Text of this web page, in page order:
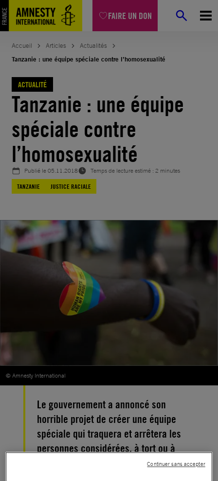
FAIRE UN DON
Aller
au
contenu
Accueil Articles
Actualités
Tanzanie : une équipe spéciale contre l’homosexualité
ACTUALITÉ
Tanzanie : une équipe
spéciale contre
l’homosexualité
Publié le05.11.2018
Temps de lecture estimé : 2 minutes
TANZANIE
JUSTICE RACIALE
© Amnesty International
Le gouvernement a annoncé son
horrible projet de créer une équipe
spéciale qui traquera et arrêtera les
personnes considérées, à tort ou à
raison, comme des lesbiennes, desContinuer sans accepter